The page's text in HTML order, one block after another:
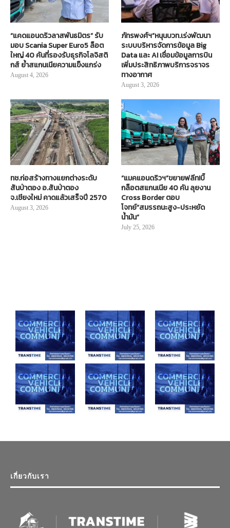
“แคดแอนดริวลาสพันธมิตร” รับ
มอบ Scania Super Euro5 ล็อต
ใหญ่ 40 คันที่รองรับธุรกิจโลจิสติ
กส์ ย้ำสแกนเนียความแข็งแกร่ง
August 4, 2026
ภัทรพงศ์ฯ”หนุนบวท.เร่งพัฒนา
ระบบบริหารจัดการข้อมูล Big
Data และ AI เชื่อมข้อมูลการบิน
เพิ่มประสิทธิภาพบริการจราจร
ทางอากาศ
August 3, 2026
ทช.ก่อสร้างทางแยกต่างระดับ
สันป่าตอง อ.สันป่าตอง
จ.เชียงใหม่ คาดแล้วเสร็จปี 2570
August 3, 2026
“แมคแอนดริวฯ”ขยายฟลีท!บิ๊
กล็อตสแกนเนีย 40 คัน ลุยงาน
Cross Border ตอบ
โจทย์“สมรรถนะสูง-ประหยัด
น้ำมัน”
July 25, 2026
เกี่ยวกับเรา